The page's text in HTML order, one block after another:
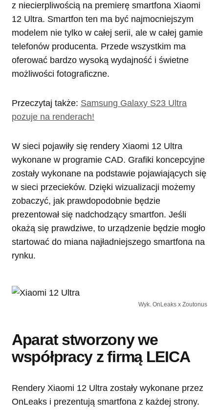
z niecierpliwością na premierę smartfona Xiaomi
12 Ultra. Smartfon ten ma być najmocniejszym
modelem nie tylko w całej serii, ale w całej gamie
telefonów producenta. Przede wszystkim ma
oferować bardzo wysoką wydajność i świetne
możliwości fotograficzne.
Przeczytaj także: Samsung Galaxy S23 Ultra
pozuje na renderach!
W sieci pojawiły się rendery Xiaomi 12 Ultra
wykonane w programie CAD. Grafiki koncepcyjne
zostały wykonane na podstawie pojawiających się
w sieci przecieków. Dzięki wizualizacji możemy
zobaczyć, jak prawdopodobnie będzie
prezentował się nadchodzący smartfon. Jeśli
okażą się prawdziwe, to urządzenie będzie mogło
startować do miana najładniejszego smartfona na
rynku.
Wyk. OnLeaks x Zoutonus
Aparat stworzony we
współpracy z firmą LEICA
Rendery Xiaomi 12 Ultra zostały wykonane przez
OnLeaks i prezentują smartfona z każdej strony.